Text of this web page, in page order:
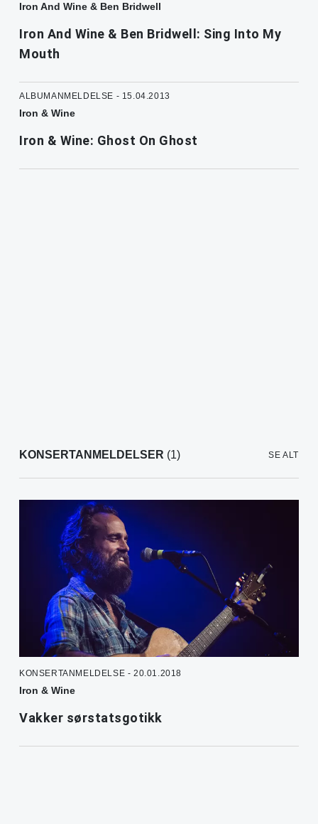
Iron And Wine & Ben Bridwell
Iron And Wine & Ben Bridwell: Sing Into My
Mouth
ALBUMANMELDELSE - 15.04.2013
Iron & Wine
Iron & Wine: Ghost On Ghost
KONSERTANMELDELSER (1) SE ALT
KONSERTANMELDELSE - 20.01.2018
Iron & Wine
Vakker sørstatsgotikk